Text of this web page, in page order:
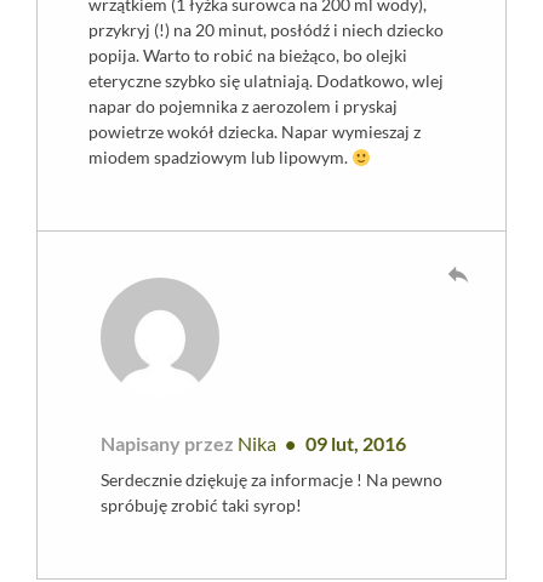
wrzątkiem (1 łyżka surowca na 200 ml wody),
przykryj (!) na 20 minut, posłódź i niech dziecko
popija. Warto to robić na bieżąco, bo olejki
eteryczne szybko się ulatniają. Dodatkowo, wlej
napar do pojemnika z aerozolem i pryskaj
powietrze wokół dziecka. Napar wymieszaj z
miodem spadziowym lub lipowym.
Napisany przez Nika 09 lut, 2016
Serdecznie dziękuję za informacje ! Na pewno
spróbuję zrobić taki syrop!
reply